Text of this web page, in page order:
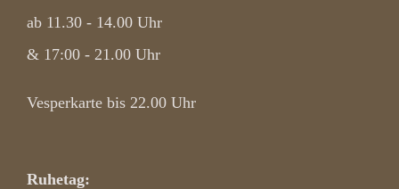
ab 11.30 - 14.00 Uhr
& 17:00 - 21.00 Uhr
Vesperkarte bis 22.00 Uhr
Ruhetag: